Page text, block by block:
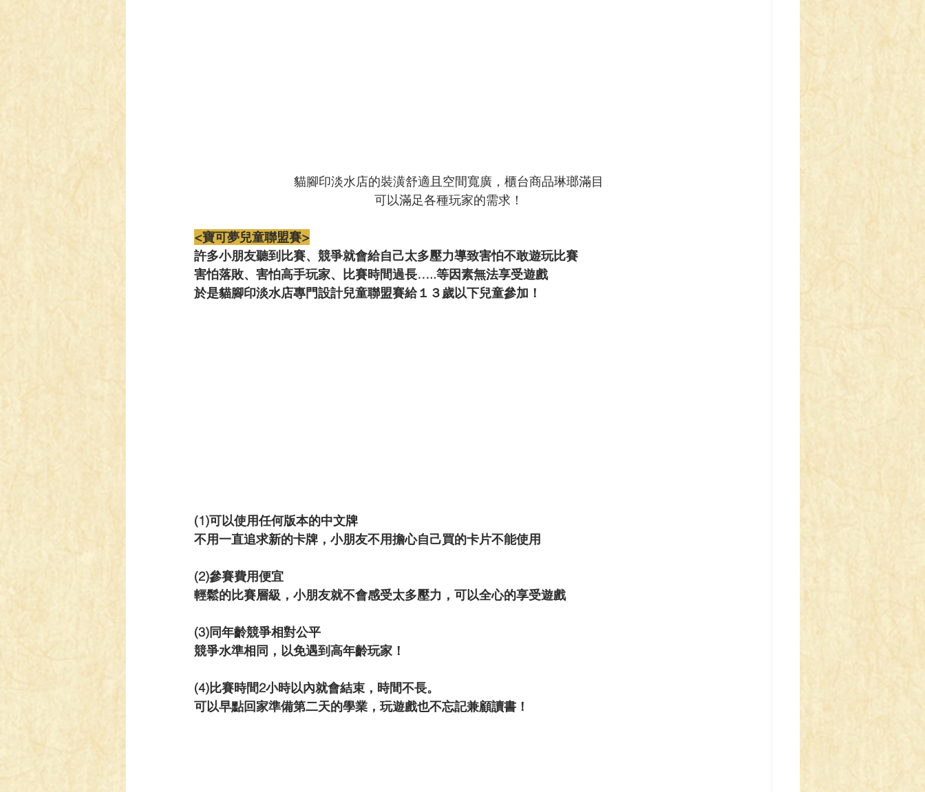
貓腳印淡水店的裝潢舒適且空間寬廣，櫃台商品琳瑯滿目
可以滿足各種玩家的需求！
<寶可夢兒童聯盟賽>
許多小朋友聽到比賽、競爭就會給自己太多壓力導致害怕不敢遊玩比賽
害怕落敗、害怕高手玩家、比賽時間過長…..等因素無法享受遊戲
於是貓腳印淡水店專門設計兒童聯盟賽給１３歲以下兒童參加！
(1)可以使用任何版本的中文牌
不用一直追求新的卡牌，小朋友不用擔心自己買的卡片不能使用
(2)參賽費用便宜
輕鬆的比賽層級，小朋友就不會感受太多壓力，可以全心的享受遊戲
(3)同年齡競爭相對公平
競爭水準相同，以免遇到高年齡玩家！
(4)比賽時間2小時以內就會結束，時間不長。
可以早點回家準備第二天的學業，玩遊戲也不忘記兼顧讀書！